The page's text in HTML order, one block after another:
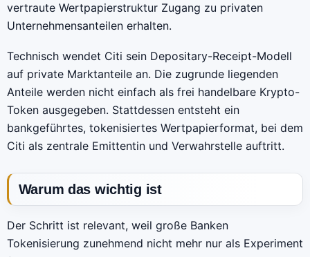
vertraute Wertpapierstruktur Zugang zu privaten
Unternehmensanteilen erhalten.
Technisch wendet Citi sein Depositary-Receipt-Modell
auf private Marktanteile an. Die zugrunde liegenden
Anteile werden nicht einfach als frei handelbare Krypto-
Token ausgegeben. Stattdessen entsteht ein
bankgeführtes, tokenisiertes Wertpapierformat, bei dem
Citi als zentrale Emittentin und Verwahrstelle auftritt.
Warum das wichtig ist
Der Schritt ist relevant, weil große Banken
Tokenisierung zunehmend nicht mehr nur als Experiment